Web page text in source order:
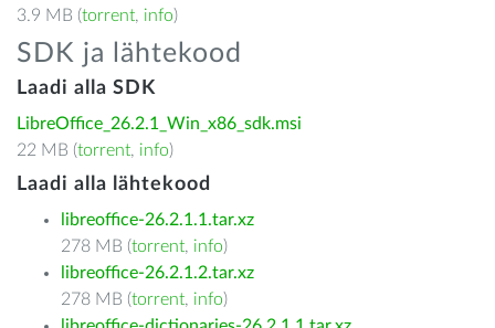
3.9 MB (torrent, info)
SDK ja lähtekood
Laadi alla SDK
LibreOffice_26.2.1_Win_x86_sdk.msi
22 MB (torrent, info)
Laadi alla lähtekood
libreoffice-26.2.1.1.tar.xz
278 MB (torrent, info)
libreoffice-26.2.1.2.tar.xz
278 MB (torrent, info)